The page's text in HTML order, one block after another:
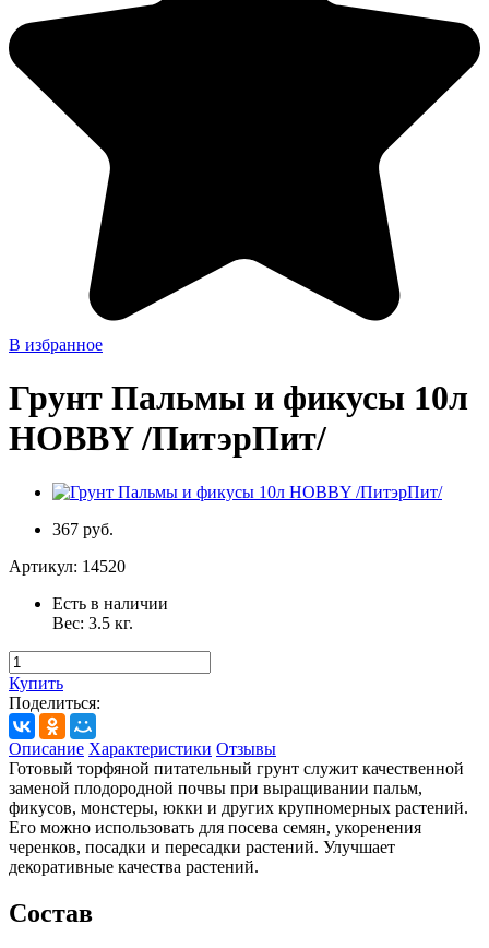
В избранное
Грунт Пальмы и фикусы 10л
HOBBY /ПитэрПит/
367 руб.
Артикул: 14520
Есть в наличии
Вес: 3.5 кг.
Купить
Поделиться:
Описание Характеристики Отзывы
Готовый торфяной питательный грунт служит качественной
заменой плодородной почвы при выращивании пальм,
фикусов, монстеры, юкки и других крупномерных растений.
Его можно использовать для посева семян, укоренения
черенков, посадки и пересадки растений. Улучшает
декоративные качества растений.
Состав